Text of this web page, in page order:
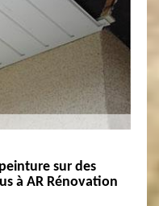
sur des
à AR Rénovation